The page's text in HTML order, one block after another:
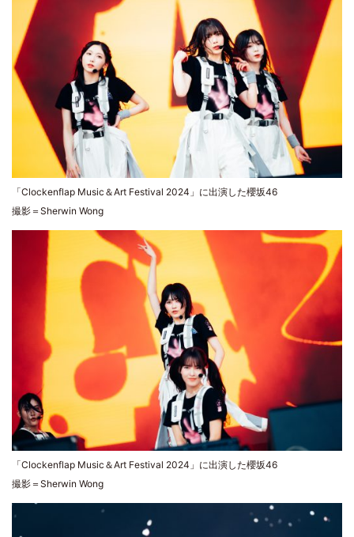
「Clockenflap Music＆Art Festival 2024」に出演した櫻坂46
撮影＝Sherwin Wong
「Clockenflap Music＆Art Festival 2024」に出演した櫻坂46
撮影＝Sherwin Wong